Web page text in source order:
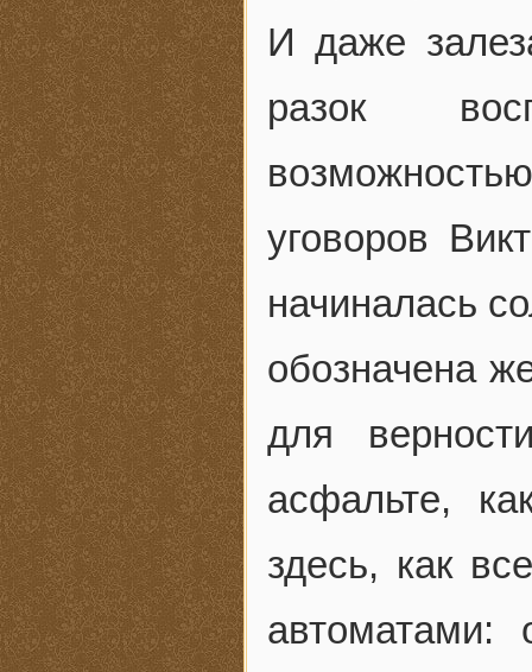
И даже
разок
уговоров
начиналась
обозначена
для
асфальте,
здесь, как
автоматами: